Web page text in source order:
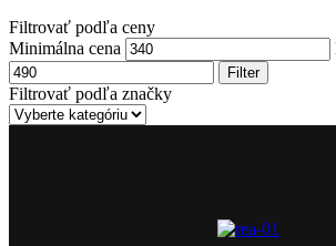
Filtrovať podľa ceny
Minimálna cena
Filter
Filtrovať podľa značky